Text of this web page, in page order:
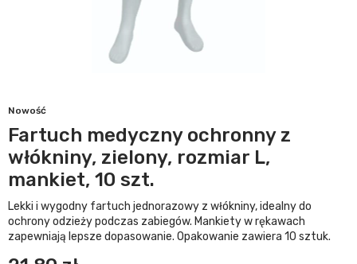
Nowość
Fartuch medyczny ochronny z
włókniny, zielony, rozmiar L,
mankiet, 10 szt.
Lekki i wygodny fartuch jednorazowy z włókniny, idealny do
ochrony odzieży podczas zabiegów. Mankiety w rękawach
zapewniają lepsze dopasowanie. Opakowanie zawiera 10 sztuk.